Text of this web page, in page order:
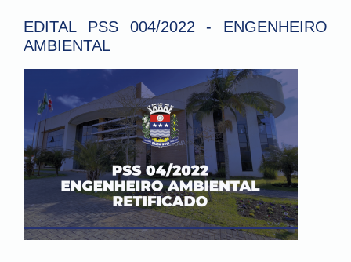
EDITAL PSS 004/2022 - ENGENHEIRO
AMBIENTAL